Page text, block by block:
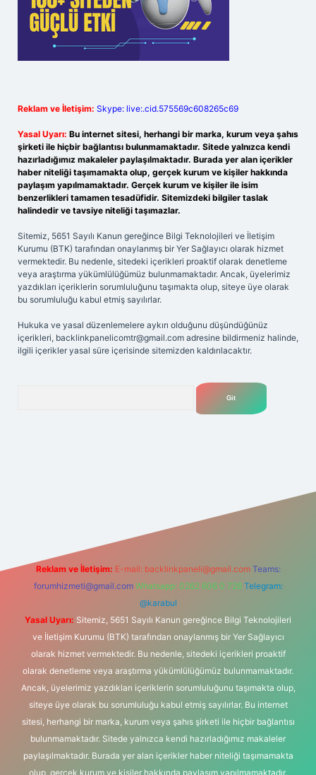
Reklam ve İletişim: Skype: live:.cid.575569c608265c69
Yasal Uyarı: Bu internet sitesi, herhangi bir marka, kurum veya şahıs
şirketi ile hiçbir bağlantısı bulunmamaktadır. Sitede yalnızca kendi
hazırladığımız makaleler paylaşılmaktadır. Burada yer alan içerikler
haber niteliği taşımamakta olup, gerçek kurum ve kişiler hakkında
paylaşım yapılmamaktadır. Gerçek kurum ve kişiler ile isim
benzerlikleri tamamen tesadüfidir. Sitemizdeki bilgiler taslak
halindedir ve tavsiye niteliği taşımazlar.
Sitemiz, 5651 Sayılı Kanun gereğince Bilgi Teknolojileri ve İletişim
Kurumu (BTK) tarafından onaylanmış bir Yer Sağlayıcı olarak hizmet
vermektedir. Bu nedenle, sitedeki içerikleri proaktif olarak denetleme
veya araştırma yükümlülüğümüz bulunmamaktadır. Ancak, üyelerimiz
yazdıkları içeriklerin sorumluluğunu taşımakta olup, siteye üye olarak
bu sorumluluğu kabul etmiş sayılırlar.
Hukuka ve yasal düzenlemelere aykırı olduğunu düşündüğünüz
içerikleri, backlinkpanelicomtr@gmail.com adresine bildirmeniz halinde,
ilgili içerikler yasal süre içerisinde sitemizden kaldırılacaktır.
Reklam ve İletişim: E-mail: backlinkpaneli@gmail.com Teams:
forumhizmeti@gmail.com Whatsapp: 0262 606 0 726 Telegram:
@karabul
Yasal Uyarı: Sitemiz, 5651 Sayılı Kanun gereğince Bilgi Teknolojileri
ve İletişim Kurumu (BTK) tarafından onaylanmış bir Yer Sağlayıcı
olarak hizmet vermektedir. Bu nedenle, sitedeki içerikleri proaktif
olarak denetleme veya araştırma yükümlülüğümüz bulunmamaktadır.
Ancak, üyelerimiz yazdıkları içeriklerin sorumluluğunu taşımakta olup,
siteye üye olarak bu sorumluluğu kabul etmiş sayılırlar. Bu internet
sitesi, herhangi bir marka, kurum veya şahıs şirketi ile hiçbir bağlantısı
bulunmamaktadır. Sitede yalnızca kendi hazırladığımız makaleler
paylaşılmaktadır. Burada yer alan içerikler haber niteliği taşımamakta
olup, gerçek kurum ve kişiler hakkında paylaşım yapılmamaktadır.